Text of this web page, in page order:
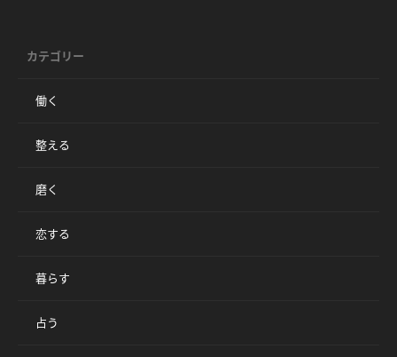
カテゴリー
働く
整える
磨く
恋する
暮らす
占う